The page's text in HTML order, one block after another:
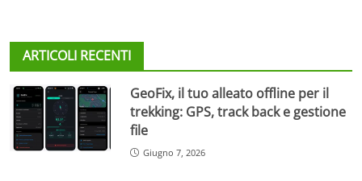
ARTICOLI RECENTI
GeoFix, il tuo alleato offline per il
trekking: GPS, track back e gestione
file
Giugno 7, 2026